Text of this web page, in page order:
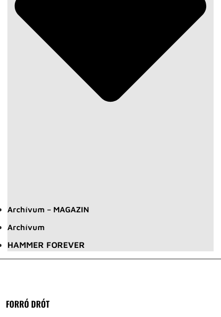
Archívum – MAGAZIN
Archívum
HAMMER FOREVER
FORRÓ DRÓT